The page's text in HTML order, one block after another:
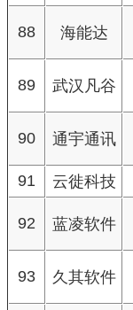
88 海能达
89 武汉凡谷
90 通宇通讯
91 云徙科技
92 蓝凌软件
93 久其软件